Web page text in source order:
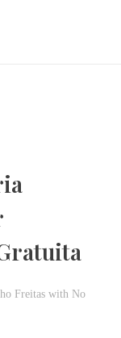
Freitas with No